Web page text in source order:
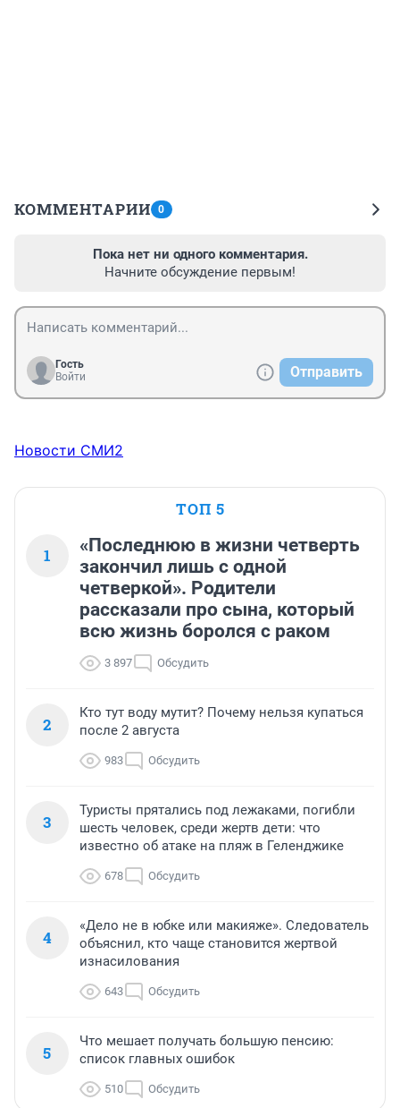
КОММЕНТАРИИ 0
Пока нет ни одного комментария.
Начните обсуждение первым!
Гость
Войти
Отправить
Новости СМИ2
ТОП 5
1
«Последнюю в жизни четверть
закончил лишь с одной
четверкой». Родители
рассказали про сына, который
всю жизнь боролся с раком
3 897 Обсудить
2
Кто тут воду мутит? Почему нельзя купаться
после 2 августа
983 Обсудить
3
Туристы прятались под лежаками, погибли
шесть человек, среди жертв дети: что
известно об атаке на пляж в Геленджике
678 Обсудить
4
«Дело не в юбке или макияже». Следователь
объяснил, кто чаще становится жертвой
изнасилования
643 Обсудить
5
Что мешает получать большую пенсию:
список главных ошибок
510 Обсудить